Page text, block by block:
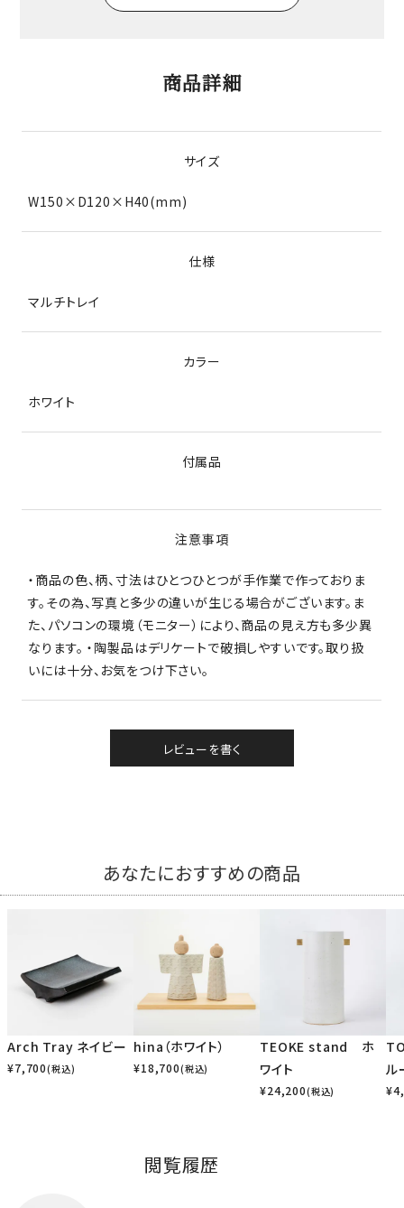
商品詳細
サイズ
W150×D120×H40(mm)
仕様
マルチトレイ
カラー
ホワイト
付属品
注意事項
・商品の色、柄、寸法はひとつひとつが手作業で作っておりま
す。その為、写真と多少の違いが生じる場合がございます。ま
た、パソコンの環境（モニター）により、商品の見え方も多少異
なります。 ・陶製品はデリケートで破損しやすいです。取り扱
いには十分、お気をつけ下さい。
レビューを書く
あなたにおすすめの商品
Arch Tray ネイビー
¥7,700(税込)
hina（ホワイト）
¥18,700(税込)
TEOKE stand ホ
ワイト
¥24,200(税込)
ル
¥
閲覧履歴